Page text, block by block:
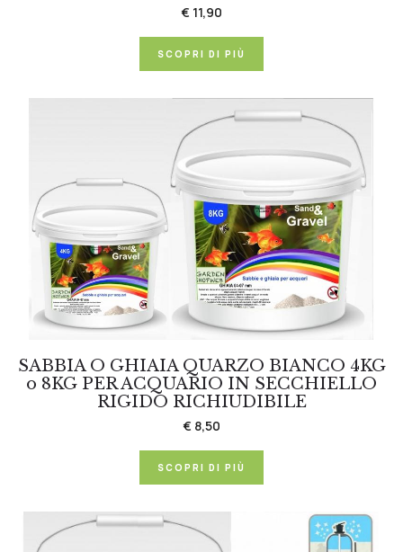
€ 11,90
SCOPRI DI PIÙ
SABBIA O GHIAIA QUARZO BIANCO 4KG
o 8KG PER ACQUARIO IN SECCHIELLO
RIGIDO RICHIUDIBILE
€ 8,50
SCOPRI DI PIÙ